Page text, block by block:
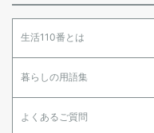
生活110番とは
暮らしの用語集
よくあるご質問